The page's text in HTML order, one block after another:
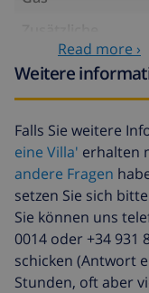
bettwäsche
Zusätzliche
handtücher
Späte abreise
Zusätzliche
reinigung
Read more ›
Weitere
Falls Sie weitere
eine Villa' erhalten
andere Fragen
setzen Sie sich
Sie können uns
0014 oder +34 931
schicken (Antwort
Stunden, oft aber